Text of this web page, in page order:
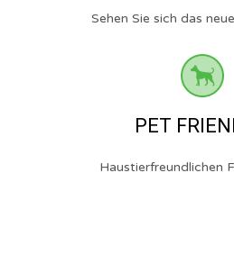
Sehen Sie sich das
PET
Haustierfreundlichen